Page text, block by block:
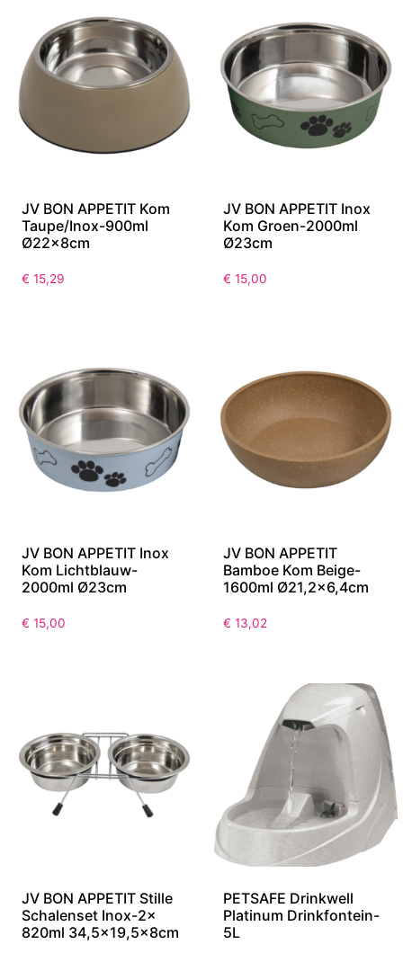
JV BON APPETIT Kom
Taupe/Inox-900ml
Ø22x8cm
€ 15,29
JV BON APPETIT Inox
Kom Groen-2000ml
Ø23cm
€ 15,00
JV BON APPETIT Inox
Kom Lichtblauw-
2000ml Ø23cm
€ 15,00
JV BON APPETIT
Bamboe Kom Beige-
1600ml Ø21,2×6,4cm
€ 13,02
JV BON APPETIT Stille
Schalenset Inox-2x
820ml 34,5×19,5x8cm
PETSAFE Drinkwell
Platinum Drinkfontein-
5L